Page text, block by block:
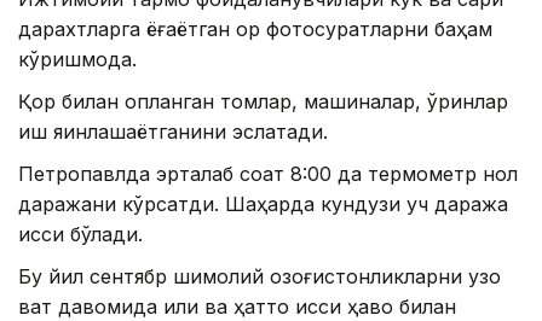
дарахтларга ёғаётган қор фотосуратларни баҳам
кўришмоқда.
Қор билан қопланган томлар, машиналар, ўринлар
қиш яқинлашаётганини эслатади.
Петропавлда эрталаб соат 8:00 да термометр нол
даражани кўрсатди. Шаҳарда кундузи уч даража
иссиқ бўлади.
Бу йил сентябр шимолий қозоғистонликларни узоқ
вақт давомида илиқ ва ҳатто иссиқ ҳаво билан